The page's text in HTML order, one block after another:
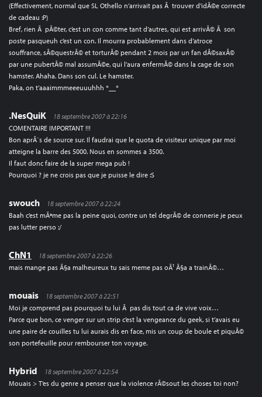
(Effectivement, normal que SL Othello n’arrivait pas Ã trouver d’idÃ©e correcte
de cadeau :P)
Bref, rien Ã pÃ©ter, c’est un con comme tant d’autres, qui est arrivÃ© Ã son
poste pasqueuh c’est un con. Il mourra probablement dans d’atroce
souffrance, sÃ©questrÃ© et torturÃ© pendant 2 mois par un fan dÃ©saxÃ©
par une pubertÃ© mal assumÃ©e, qui l’aura enfermÃ© dans la cage de son
hamster. Ahaha. Dans son cul. Le hamster.
Paka, on t’aaaimmmeeeuuuhhh *__*
.NesQuiK
18 septembre 2007 à 22:16
COMENTAIRE IMPORTANT !!!
Bon aprÃ¨s de source sur. Il faudrai que le quota de visiteur unique par moi
atteigne la barre des 5000. Nous en sommes a 3500.
Il faut donc faire de la super mega pub !
Pourquoi ? je ne crois pas que je puisse le dire :S
swouch
18 septembre 2007 à 22:24
Baah c’est mÃªme pas la peine quoi, contre un tel degrÃ© de connerie je peux
pas lutter perso :/
ChN1
18 septembre 2007 à 22:26
mais mange pas Ã§a malheureux tu sais meme pas oÃ¹ Ã§a a trainÃ©…
mouais
18 septembre 2007 à 22:51
Moi je comprend pas pourquoi tu lui Ã pas dis tout ca de vive voix…
Parce que bon, ce venger sur un strip c’est la vengeance du geek, si t’avais eu
une paire de couilles tu lui aurais dis en face, mis un coup de boule et piquÃ©
son portefeuille pour rembourser ton voyage.
Hybrid
18 septembre 2007 à 22:54
Mouais > T’es du genre a penser que la violence rÃ©sout les choses toi non?